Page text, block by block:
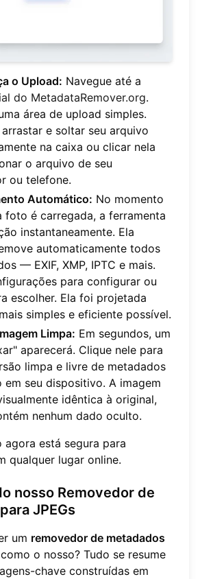
o Upload: Navegue até a
do MetadataRemover.org.
área de upload simples.
e soltar seu arquivo
na caixa ou clicar nela
o arquivo de seu
ou telefone.
Automático: No momento
foto é carregada, a ferramenta
instantaneamente. Ela
automaticamente todos
— EXIF, XMP, IPTC e mais.
para configurar ou
escolher. Ela foi projetada
simples e eficiente possível.
Limpa: Em segundos, um
aparecerá. Clique nele para
limpa e livre de metadados
em seu dispositivo. A imagem
idêntica à original,
nenhum dado oculto.
agora está segura para
qualquer lugar online.
nosso Removedor de
JPEGs
um removedor de metadados
como o nosso? Tudo se resume
chave construídas em